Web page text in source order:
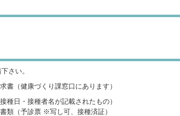
さい。
書（健康づくり課窓口にあります）
種日・接種者名が記載されたもの）
類（予診票 ※写し可、接種済証）